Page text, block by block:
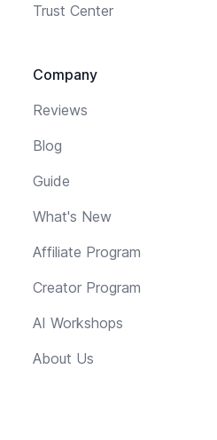
Trust Center
Company
Reviews
Blog
Guide
What's New
Affiliate Program
Creator Program
AI Workshops
About Us